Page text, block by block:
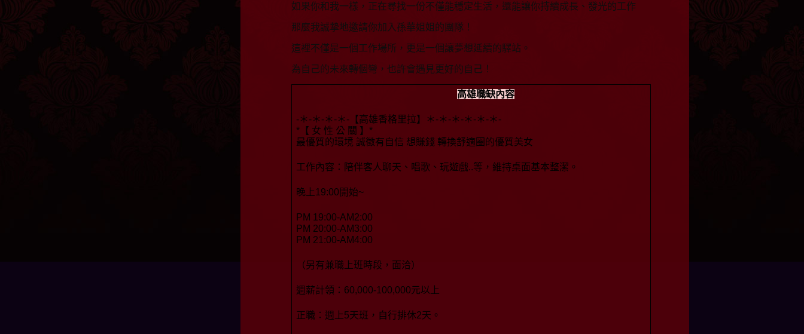
如果你和我一樣，正在尋找一份不僅能穩定生活，還能讓你持續成長、發光的工作
那麼我誠摯地邀請你加入孫華姐姐的團隊！
這裡不僅是一個工作場所，更是一個讓夢想延續的驛站。
為自己的未來轉個彎，也許會遇見更好的自己！
高雄職缺內容
-＊-＊-＊-＊-【高雄香格里拉】＊-＊-＊-＊-＊-＊-
*【 女 性 公 關 】*
最優質的環境 誠徵有自信 想賺錢 轉換舒適圈的優質美女
工作內容：陪伴客人聊天、唱歌、玩遊戲..等，維持桌面基本整潔。
晚上19:00開始~
PM 19:00-AM2:00
PM 20:00-AM3:00
PM 21:00-AM4:00
（另有兼職上班時段，面洽）
週薪計領：60,000-100,000元以上
正職：週上5天班，自行排休2天。